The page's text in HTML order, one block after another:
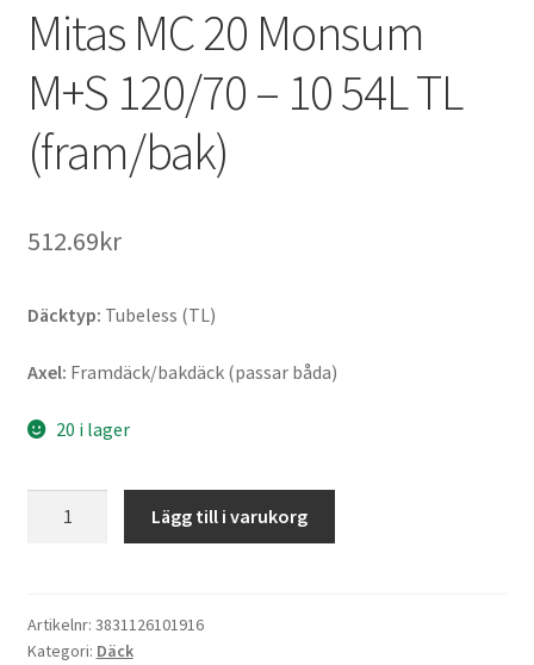
Mitas MC 20 Monsum
M+S 120/70 – 10 54L TL
(fram/bak)
512.69kr
Däcktyp: Tubeless (TL)
Axel: Framdäck/bakdäck (passar båda)
20 i lager
M+S
120/70
Lägg till i varukorg
Artikelnr: 3831126101916
Kategori: Däck